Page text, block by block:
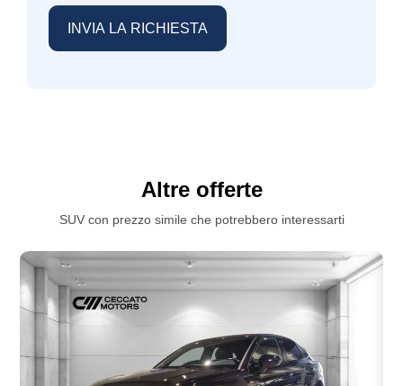
Start & stop
Strumentazione digitale con display
Pacchetto
Portellone bagagliaio elettrico
Prese d'aria
Profili guidatore configurabili e memorizzabili
Protezione laterale contro urti integrata
Altre offerte
SUV con prezzo simile che potrebbero interessarti